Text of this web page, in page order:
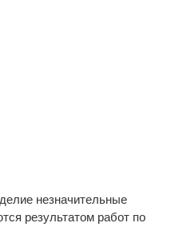
незначительные
результатом работ по